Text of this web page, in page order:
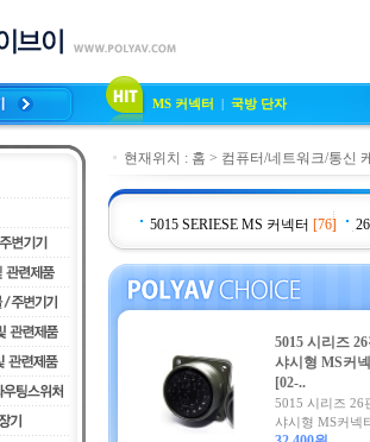
MS 커넥터 | 국방 단자
현재위치 : 홈 > 컴퓨터/네트워크/통신
5015 SERIESE MS 커넥터 [76]
5015 시리즈
샤시형 MS커
[02-..
5015 시리즈 26
샤시형 MS커넥